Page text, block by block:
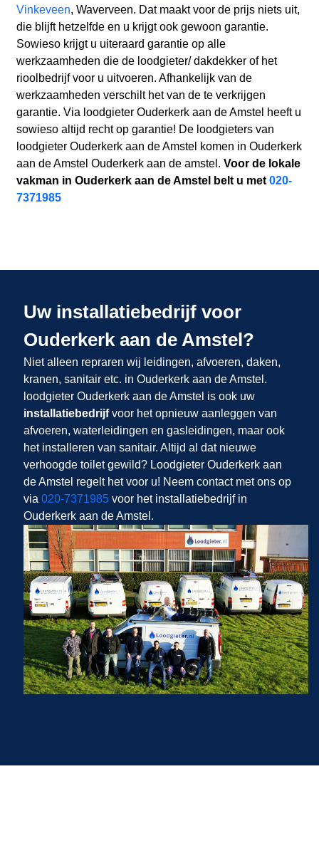
Vinkeveen, Waverveen. Dat maakt voor de prijs niets uit,
die blijft hetzelfde en u krijgt ook gewoon garantie.
Sowieso krijgt u uiteraard garantie op alle
werkzaamheden die de loodgieter/ dakdekker of het
rioolbedrijf voor u uitvoeren. Afhankelijk van de
werkzaamheden verschilt het van de te verkrijgen
garantie. Via loodgieter Ouderkerk aan de Amstel heeft u
sowieso altijd recht op garantie! De loodgieters van
loodgieter Ouderkerk aan de Amstel komen in Ouderkerk
aan de Amstel Ouderkerk aan de amstel. Voor de lokale
vakman in Ouderkerk aan de Amstel belt u met020-
7371985
Uw installatiebedrijf voor
Ouderkerk aan de Amstel?
Niet alleen repraren wij leidingen, afvoeren, daken,
kranen, sanitair etc. in Ouderkerk aan de Amstel.
loodgieter Ouderkerk aan de Amstel is ook uw
installatiebedrijfvoor het opnieuw aanleggen van
afvoeren, waterleidingen en gasleidingen, maar ook
het installeren van sanitair. Altijd al dat nieuwe
verhoogde toilet gewild? Loodgieter Ouderkerk aan
de Amstel regelt het voor u! Neem contact met ons op
via 020-7371985voor het installatiebedrijf in
Ouderkerk aan de Amstel.